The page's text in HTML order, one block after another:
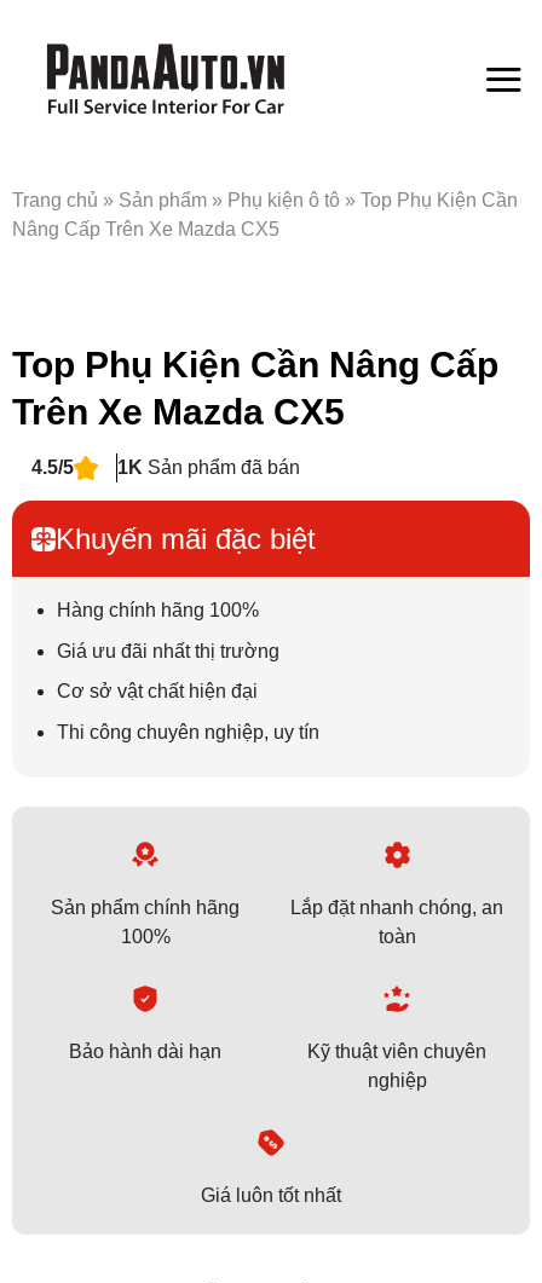
Trang chủ » Sản phẩm » Phụ kiện ô tô » Top Phụ Kiện Cần
Nâng Cấp Trên Xe Mazda CX5
Top Phụ Kiện Cần Nâng Cấp
Trên Xe Mazda CX5
4.5/5 1K Sản phẩm đã bán
Khuyến mãi đặc biệt
Hàng chính hãng 100%
Giá ưu đãi nhất thị trường
Cơ sở vật chất hiện đại
Thi công chuyên nghiệp, uy tín
Sản phẩm chính hãng
100%
Lắp đặt nhanh chóng, an
toàn
Bảo hành dài hạn
Kỹ thuật viên chuyên
nghiệp
Giá luôn tốt nhất